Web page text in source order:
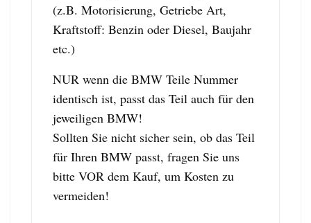
(z.B. Motorisierung, Getriebe Art,
Kraftstoff: Benzin oder Diesel, Baujahr
etc.)
NUR wenn die BMW Teile Nummer
identisch ist, passt das Teil auch für den
jeweiligen BMW!
Sollten Sie nicht sicher sein, ob das Teil
für Ihren BMW passt, fragen Sie uns
bitte VOR dem Kauf, um Kosten zu
vermeiden!